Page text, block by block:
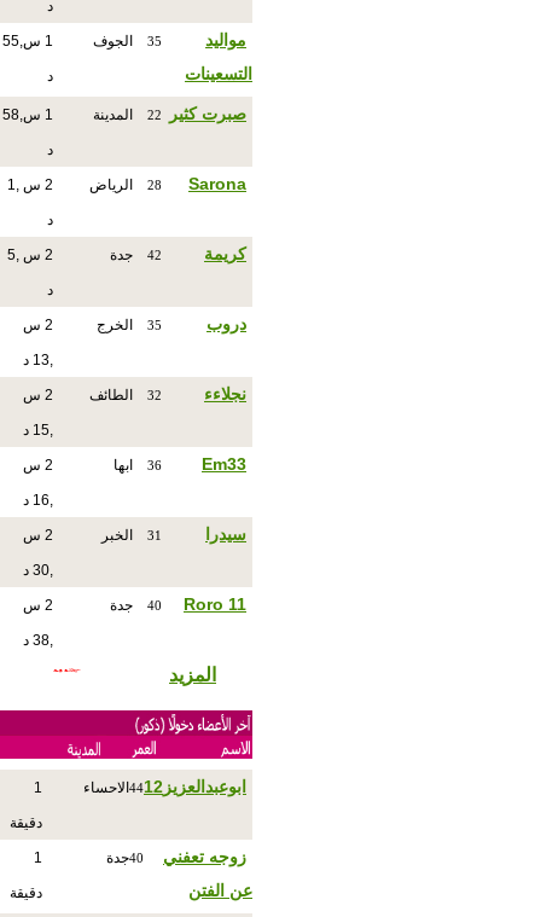
د
مواليد
التسعينات
35 الجوف 1 س,55
د
صبرت كثير 22 المدينة 1 س,58
د
Sarona
28 الرياض 2 س ,1
د
كريمة 42 جدة 2 س ,5
د
دروب 35 الخرج 2 س
,13 د
نجلاءء 32 الطائف 2 س
,15 د
Em33
36 ابها 2 س
,16 د
سيدرا 31 الخبر 2 س
,30 د
Roro 11
40 جدة 2 س
,38 د
المزيد
ابوعبدالعزيز12 44 الاحساء 1
دقيقة
زوجه تعفني
عن الفتن
40جدة 1
دقيقة